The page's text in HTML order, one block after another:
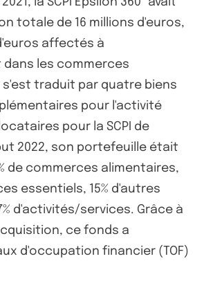
totale de 16 millions d'euros,
affectés à
dans les commerces
s'est traduit par quatre biens
pour l'activité
pour la SCPI de
2022, son portefeuille était
de commerces alimentaires,
essentiels, 15% d'autres
d'activités/services. Grâce à
ce fonds a
d'occupation financier (TOF)